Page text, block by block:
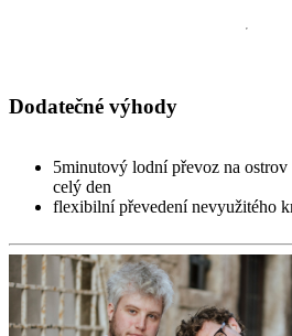
Dodatečné výhody
5minutový lodní převoz na
celý den
flexibilní převedení nevyužitého